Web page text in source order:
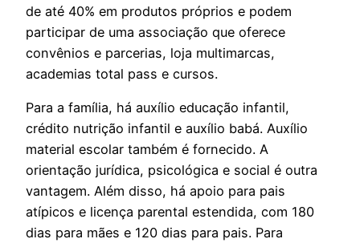
de até 40% em produtos próprios e podem
participar de uma associação que oferece
convênios e parcerias, loja multimarcas,
academias total pass e cursos.
Para a família, há auxílio educação infantil,
crédito nutrição infantil e auxílio babá. Auxílio
material escolar também é fornecido. A
orientação jurídica, psicológica e social é outra
vantagem. Além disso, há apoio para pais
atípicos e licença parental estendida, com 180
dias para mães e 120 dias para pais. Para